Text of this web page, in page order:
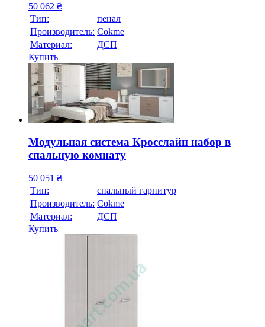
50 062 ₴
Тип:
пенал
Производитель: Cokme
Материал:
ДСП
Купить
Модульная система Кросслайн набор в
спальную комнату
50 051 ₴
Тип:
спальный гарнитур
Производитель: Cokme
Материал:
ДСП
Купить